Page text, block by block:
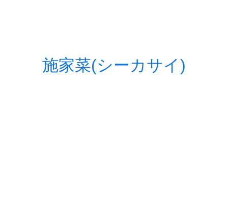
施家菜(シーカサイ)